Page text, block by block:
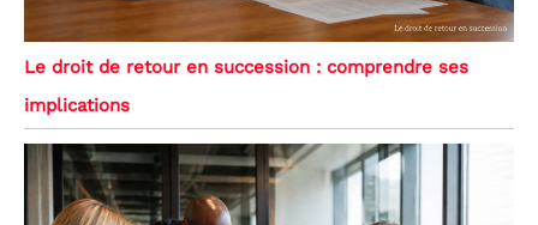
Le droit de retour en succession : comprendre ses
implications